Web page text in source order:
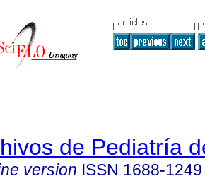
de Pediatría
version ISSN 1688-1249